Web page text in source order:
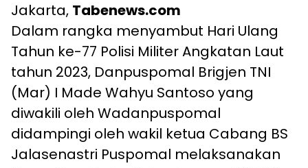
Jakarta, Tabenews.com
Dalam rangka menyambut Hari Ulang
Tahun ke-77 Polisi Militer Angkatan Laut
tahun 2023, Danpuspomal Brigjen TNI
(Mar) I Made Wahyu Santoso yang
diwakili oleh Wadanpuspomal
didampingi oleh wakil ketua Cabang BS
Jalasenastri Puspomal melaksanakan